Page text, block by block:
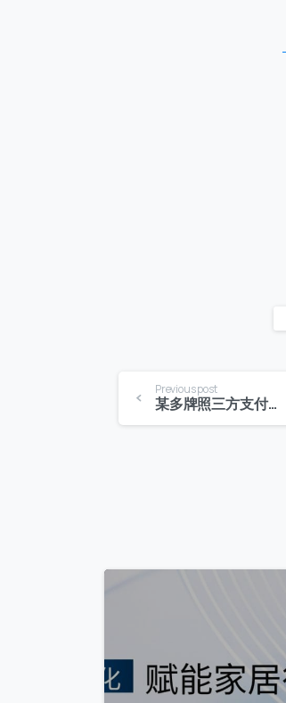
Previous post
某多牌照三方支付公司：构建全新的智能化互联网跨境支付与预付卡支付平台